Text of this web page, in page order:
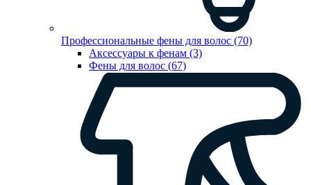
Профессиональные фены для волос (70)
Аксессуары к фенам (3)
Фены для волос (67)